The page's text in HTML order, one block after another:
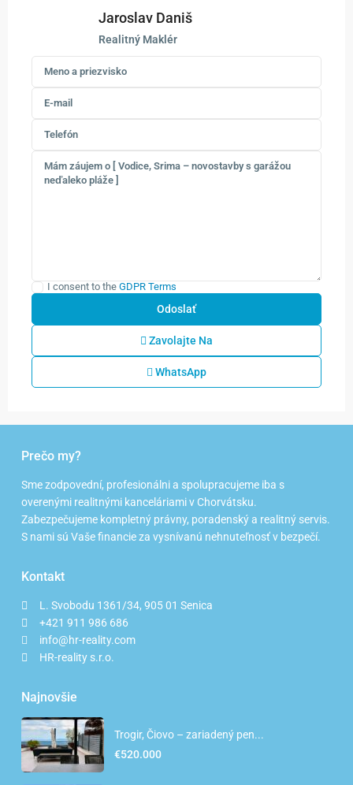
Jaroslav Daniš
Realitný Maklér
I consent to the GDPR Terms
Zavolajte Na
WhatsApp
Prečo my?
Sme zodpovední, profesionálni a spolupracujeme iba s
overenými realitnými kanceláriami v Chorvátsku.
Zabezpečujeme kompletný právny, poradenský a realitný servis.
S nami sú Vaše financie za vysnívanú nehnuteľnosť v bezpečí.
Kontakt
L. Svobodu 1361/34, 905 01 Senica
+421 911 986 686
info@hr-reality.com
HR-reality s.r.o.
Najnovšie
Trogir, Čiovo – zariadený pen...
€520.000